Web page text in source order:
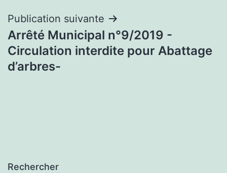
Publication suivante
Arrêté Municipal n°9/2019 -
Circulation interdite pour Abattage
d’arbres-
Rechercher